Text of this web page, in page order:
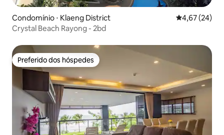
Condomínio ⋅ Klaeng District 4,67 de uma
4,67 (24)
Crystal Beach Rayong - 2bd
Preferido dos hóspedes
Preferido dos hóspedes